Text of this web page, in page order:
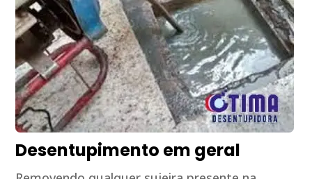
Desentupimento em geral